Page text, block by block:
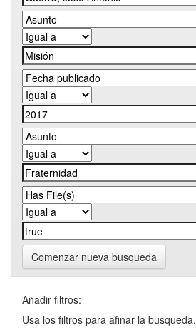
Comenzar nueva busqueda
Añadir filtros:
Usa los filtros para afinar la busqueda.